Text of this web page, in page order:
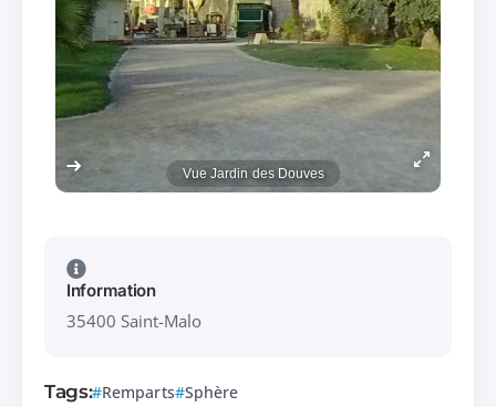
Vue Jardin des Douves
Information
35400 Saint-Malo
Tags: Remparts Sphère